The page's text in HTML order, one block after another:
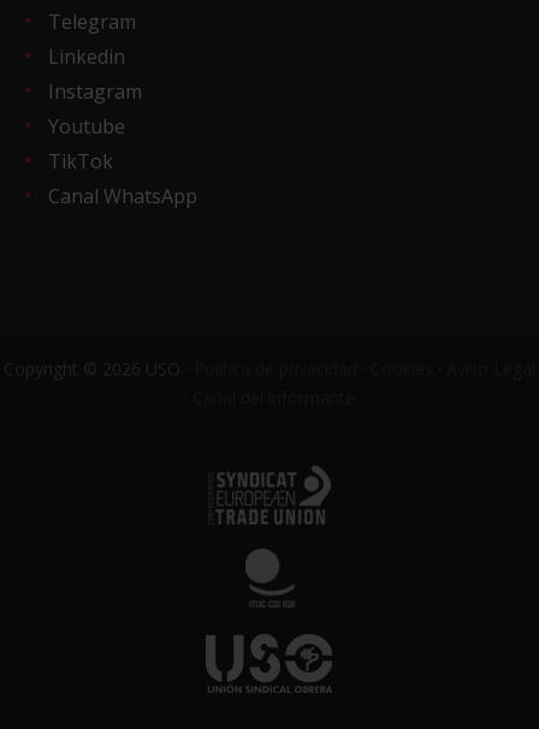
Telegram
Linkedin
Instagram
Youtube
TikTok
Canal WhatsApp
Copyright © 2026 USO ·